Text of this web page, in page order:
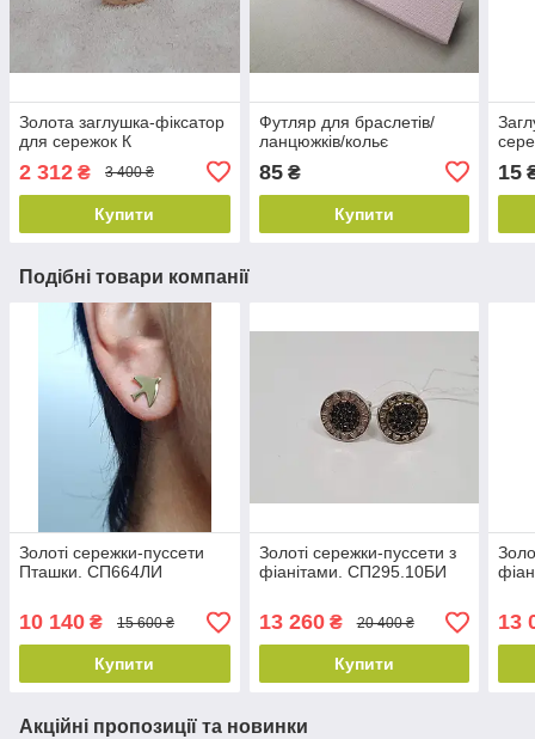
Золота заглушка-фіксатор
для сережок К
2 312 ₴ 3 400 ₴
Купити
Футляр для браслетів/
ланцюжків/кольє
85₴
Купити
15
Подібні товари компанії
Золоті сережки-пуссети
Пташки. СП664ЛИ
10 140 ₴ 15 600 ₴
Купити
Золоті сережки-пуссети з
фіанітами. СП295.10БИ
13 260₴ 20 400 ₴
Купити
13
Акційні пропозиції та новинки